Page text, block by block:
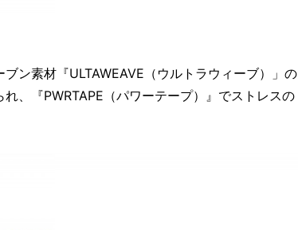
ン素材『ULTAWEAVE（ウルトラウィーブ）」の
、『PWRTAPE（パワーテープ）』でストレスの